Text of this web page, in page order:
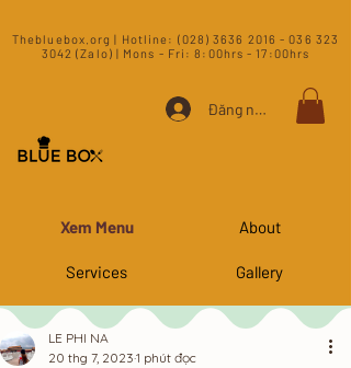
​Thebluebox.org | Hotline: (028) 3636 2016 - 036 323
3042 (Zalo) | Mons - Fri: 8:00hrs - 17:00hrs​
Đăng nhập
Xem Menu
Services
About
Gallery
LE PHI NA
20 thg 7, 2023 1 phút đọc